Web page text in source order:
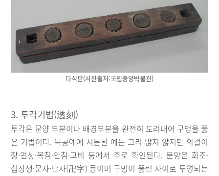
다식판(사진출처:국립중앙박물관)
3. 투각기법(透刻)
투각은 문양 부분이나 배경부분을 완전히 도려내어 구멍을 뚫
은 기법이다. 목공예에 시문된 예는 그리 많지 않지만 의걸이
장·연상·목침·안침·고비 등에서 주로 확인된다. 문양은 화조·
십장생·문자·만자(卍字) 등이며 구멍이 뚫린 사이로 투영되는